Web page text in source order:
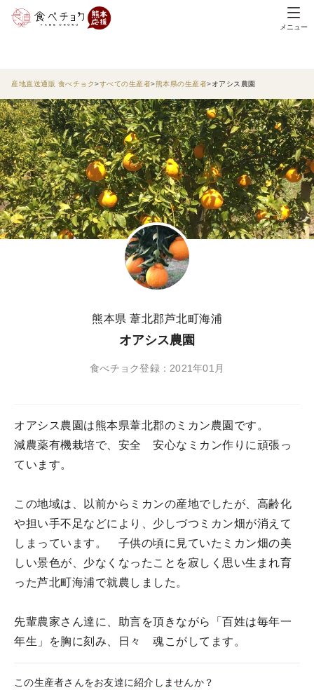
メニュー
産地直送通販 食べチョク すべての生産者 熊本県の生産者 オアシス農園
熊本県 葦北郡芦北町海浦
オアシス農園
食べチョク登録：2021年01月
オアシス農園は熊本県葦北郡のミカン農園です。
減農薬有機栽培で、安全 安心なミカン作りに頑張っ
ています。
この地域は、以前からミカンの産地でしたが、高齢化
や担い手不足などにより、少しづつミカン畑が消えて
しまっています。 子供の頃に見ていたミカン畑の美
しい景色が、少なくなったことを寂しく思い生まれ育
った芦北町海浦で就農しました。
先輩農家さん達に、助言を頂きながら「百姓は毎年一
年生」を胸に刻み、日々 魂こがしてます。
この生産者さんをお友達に紹介しませんか？